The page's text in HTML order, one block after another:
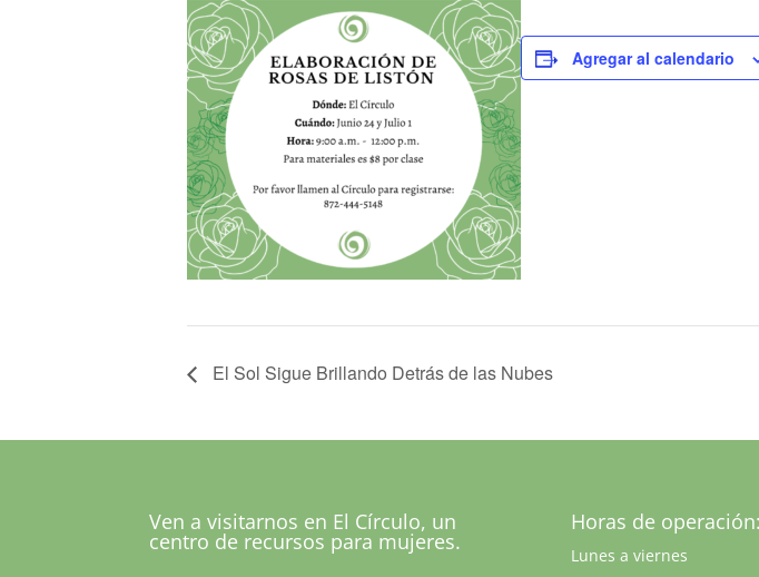
Agregar al calendario
El Sol Sigue Brillando Detrás de las Nubes
Ven a visitarnos en El Círculo, un
centro de recursos para mujeres.
Horas de operación:
Lunes a viernes